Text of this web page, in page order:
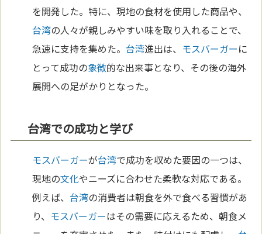
を開発した。特に、現地の食材を使用した商品や、
台湾の人々が親しみやすい味を取り入れることで、
急速に支持を集めた。台湾進出は、 モスバーガーに
とって成功の象徴的な出来事となり、その後の海外
展開への足がかりとなった。
台湾での成功と学び
モスバーガーが台湾で成功を収めた要因の一つは、
現地の文化やニーズに合わせた柔軟な対応である。
例えば、台湾の消費者は朝食を外で食べる習慣があ
り、 モスバーガーはその需要に応えるため、朝食メ